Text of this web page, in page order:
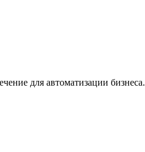
для автоматизации бизнеса.